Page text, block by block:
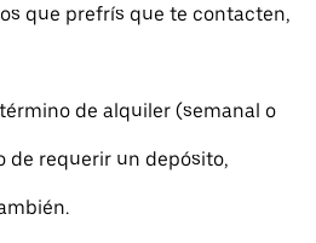
que prefrís que te contacten,
de alquiler (semanal o
de requerir un depósito,